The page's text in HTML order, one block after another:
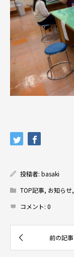
投稿者: basaki
TOP記事, お知らせ,
コメント: 0